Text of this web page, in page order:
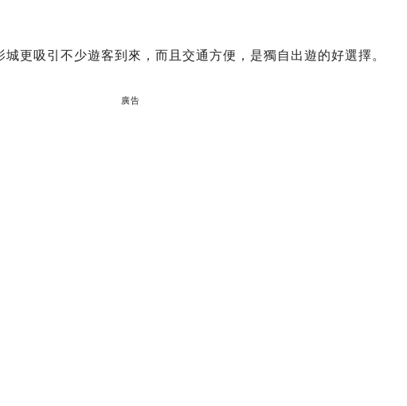
更吸引不少遊客到來，而且交通方便，是獨自出遊的好選擇。
廣告